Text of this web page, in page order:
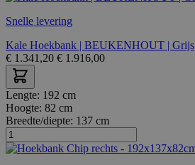
Snelle levering
Kale Hoekbank | BEUKENHOUT | Grijs
€ 1.341,20 € 1.916,00
Lengte: 192 cm
Hoogte: 82 cm
Breedte/diepte: 137 cm